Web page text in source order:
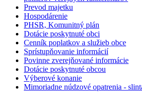
Prevod majetku
Hospodárenie
PHSR, Komunitný plán
Dotácie poskytnuté obci
Cenník poplatkov a služieb obce
Sprístupňovanie informácií
Povinne zverejňované informácie
Dotácie poskytnuté obcou
Výberové konanie
Mimoriadne núdzové opatrenia -